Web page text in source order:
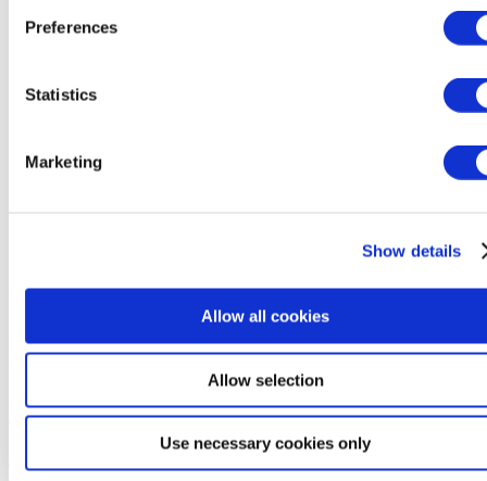
Preferences
Statistics
Marketing
Show details
Allow all cookies
Allow selection
Use necessary cookies only
Filiales
Bertin Corp.
Bertin Environics
Bertin Italia
Bertin Technologies - Monitor the invisible
Implication des céramides dans l’atrophie musculaire - Bertin
Technologies